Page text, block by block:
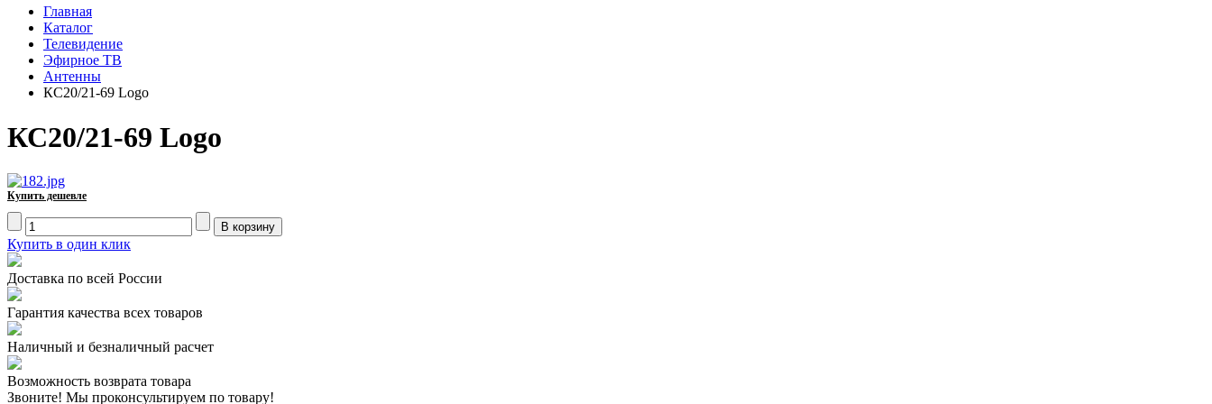
Главная
Каталог
Телевидение
Эфирное ТВ
Антенны
КС20/21-69 Logo
КС20/21-69 Logo
Купить дешевле
Купить в один клик
Доставка по всей России
Гарантия качества всех товаров
Наличный и безналичный расчет
Возможность возврата товара
Звоните! Мы проконсультируем по товару!